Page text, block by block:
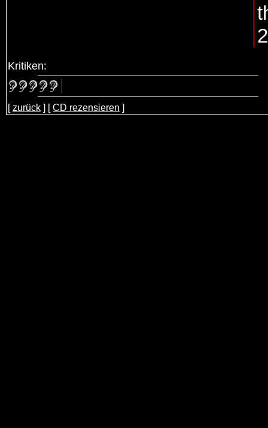
Kritiken:
[zurück ] [CD rezensieren ]